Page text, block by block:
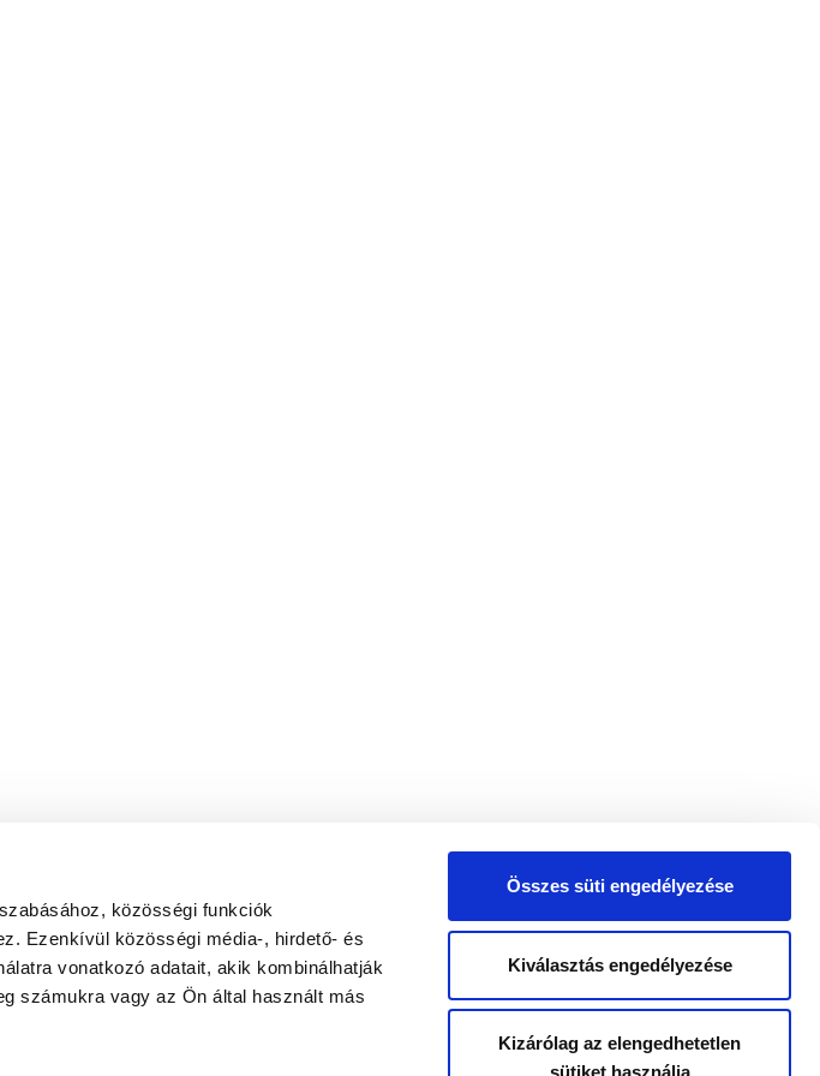
közösségi funkciók
Ezenkívül közösségi média-, hirdető- és
vonatkozó adatait, akik kombinálhatják
számukra vagy az Ön által használt más
Összes süti engedélyezése
Kiválasztás engedélyezése
Kizárólag az elengedhetetlen
sütiket használja